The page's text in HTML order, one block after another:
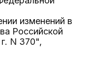
изменений в
Российской
N 370",